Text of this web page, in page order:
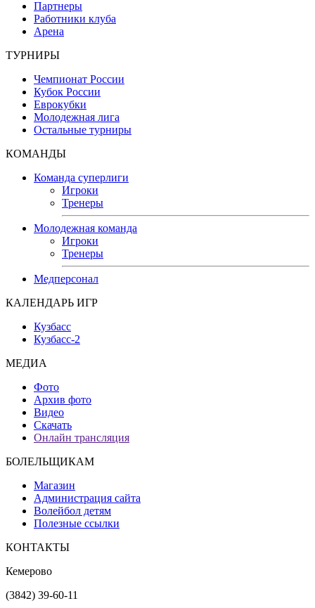
Партнеры
Работники клуба
Арена
ТУРНИРЫ
Чемпионат России
Кубок России
Еврокубки
Молодежная лига
Остальные турниры
КОМАНДЫ
Команда суперлиги
Игроки
Тренеры
Молодежная команда
Игроки
Тренеры
Медперсонал
КАЛЕНДАРЬ ИГР
Кузбасс
Кузбасс-2
МЕДИА
Фото
Архив фото
Видео
Скачать
Онлайн трансляция
БОЛЕЛЬЩИКАМ
Магазин
Администрация сайта
Волейбол детям
Полезные ссылки
КОНТАКТЫ
Кемерово
(3842) 39-60-11